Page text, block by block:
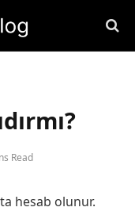
Read
hesab olunur.